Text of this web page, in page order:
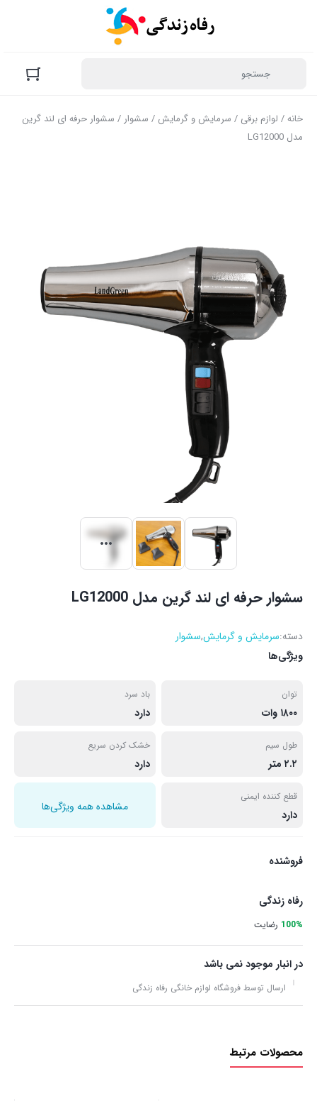
خانه/ لوازم برقی / سرمایش و گرمایش / سشوار / سشوار حرفه ای لند گرین
مدل LG12000
سشوار حرفه ای لند گرین مدل LG12000
دسته:سرمایش و گرمایش,سشوار
ویژگی‌ها
توان
۱۸۰۰ وات
باد سرد
دارد
طول سیم
۲.۲ متر
خشک کردن سریع
دارد
قطع کننده ایمنی
دارد
مشاهده همه ویژگی‌ها
فروشنده
رفاه زندگی
100% رضایت
در انبار موجود نمی باشد
ارسال توسط فروشگاه لوازم خانگی رفاه زندگی
محصولات مرتبط